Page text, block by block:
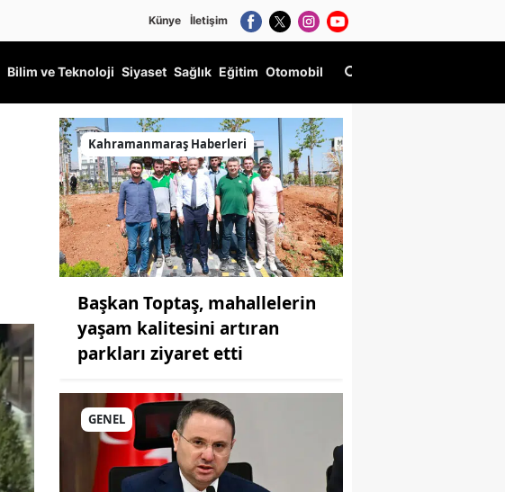
Künye İletişim
Bilim ve Teknoloji Siyaset Sağlık Eğitim Otomobil
Kahramanmaraş Haberleri
Başkan Toptaş, mahallelerin
yaşam kalitesini artıran
parkları ziyaret etti
GENEL